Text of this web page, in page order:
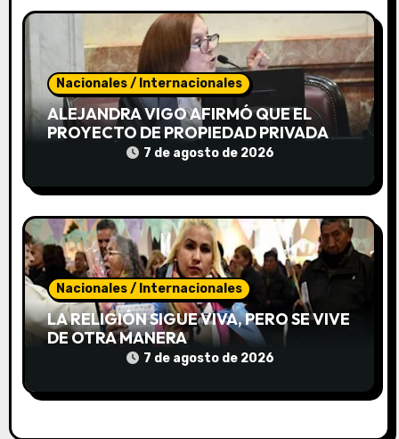
t
r
a
d
a
s
Nacionales / Internacionales
ALEJANDRA VIGO AFIRMÓ QUE EL
PROYECTO DE PROPIEDAD PRIVADA
TERMINÓ SIENDO «UN VERDADERO
7 de agosto de 2026
Nacionales / Internacionales
LA RELIGIÓN SIGUE VIVA, PERO SE VIVE
DE OTRA MANERA
7 de agosto de 2026